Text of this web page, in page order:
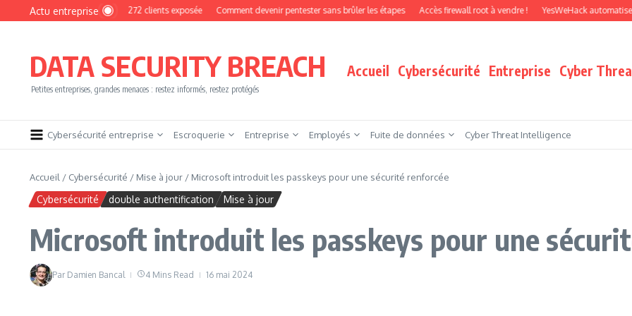
Aller au contenu
Actu entreprise
: une base de 16 272 clients exposée Comment devenir pentester sans brûler les étapes Accès firewall root à vendre ! YesWeHack automatise le
DATA SECURITY BREACH
Petites entreprises, grandes menaces : restez informés, restez protégés
Accueil Cybersécurité Entreprise Cyber
Cybersécurité entreprise Escroquerie Entreprise Employés Fuite de données Cyber Threat Intelligence
Accueil / Cybersécurité / Mise à jour / Microsoft introduit les passkeys pour une sécurité renforcée
Cybersécurité double authentification Mise à jour
Microsoft introduit les passkeys pour une
Par Damien Bancal 4 Mins Read 16 mai 2024